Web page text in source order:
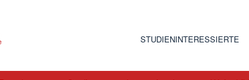
STUDIENINTERESSIERTE